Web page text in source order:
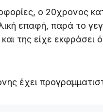
ο 20χρονος
επαφή, παρά το
της είχε εκφράσει
έχει